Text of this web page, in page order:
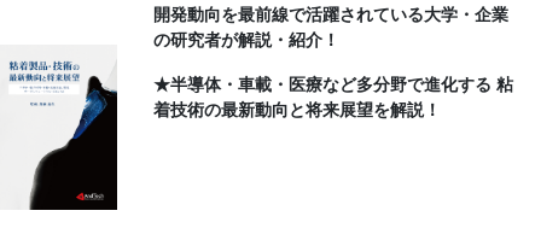
開発動向を最前線で活躍されている大学・企業
の研究者が解説・紹介！
★半導体・車載・医療など多分野で進化する 粘
着技術の最新動向と将来展望を解説！